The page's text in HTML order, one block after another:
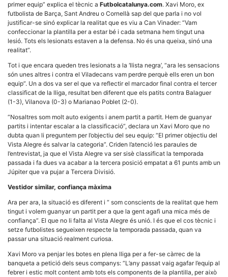
primer equip” explica el tècnic a Futbolcatalunya.com. Xavi Moro, ex
futbolista de Barça, Sant Andreu o Cornellà sap del que parla i no vol
justificar-se sinó explicar la realitat que es viu a Can Vinader: “Vam
confeccionar la plantilla per a estar bé i cada setmana hem tingut una
lesió. Tots els lesionats estaven a la defensa. No és una queixa, sinó una
realitat”.
Tot i que encara queden tres lesionats a la ‘llista negra’, “ara les sensacions
són unes altres i contra el Viladecans vam perdre perquè ells eren un bon
equip”. Un a dos va ser el que va reflectir el marcador final contra el tercer
classificat de la lliga, resultat ben diferent que els patits contra Balaguer
(1-3), Vilanova (0-3) o Marianao Poblet (2-0).
“Nosaltres som molt auto exigents i anem partit a partit. Hem de guanyar
partits i intentar escalar a la classificació”, declara un Xavi Moro que no
dubta quan li preguntem per l’objectiu del seu equip: “El primer objectiu del
Vista Alegre és salvar la categoria”. Criden l’atenció les paraules de
l’entrevistat, ja que el Vista Alegre va ser sisè classificat la temporada
passada i fa dues va acabar a la tercera posició empatat a 61 punts amb un
Júpiter que va pujar a Tercera Divisió.
Vestidor similar, confiança màxima
Ara per ara, la situació es diferent i “ som conscients de la realitat que hem
tingut i volem guanyar un partit per a que la gent agafi una mica més de
confiança”. El que no li falta al Vista Alegre és unió. I és que el cos tècnic i
setze futbolistes segueixen respecte la temporada passada, quan va
passar una situació realment curiosa.
Xavi Moro va penjar les botes en plena lliga per a fer-se càrrec de la
banqueta a petició dels seus companys: “L’any passat vaig agafar l’equip al
febrer i estic molt content amb tots els components de la plantilla, per això
Estadístiques
Recopilem
dades
estadístiques
de manera
per a millorar
la funcionalitat
i la seva
estructura.
Experiència
d'usuari
components
tècnics del
nostre lloc web
emmagatzemen
bé com sigui
possible. Si
rebutja
aquestes
cookies
desapareixeran
del lloc web.